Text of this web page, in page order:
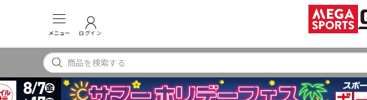
メニュー ログイン